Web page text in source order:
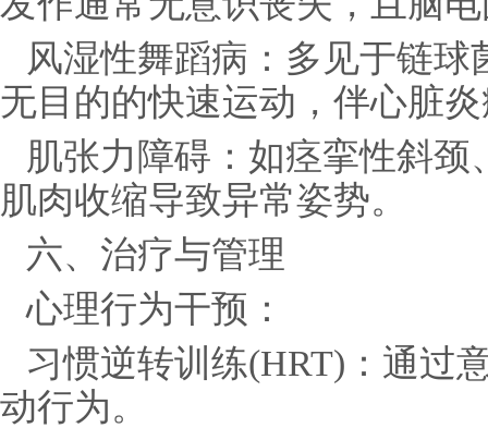
风湿性舞蹈病：多见于链
无目的的快速运动，伴心脏
肌张力障碍：如痉挛性斜
肌肉收缩导致异常姿势。
六、治疗与管理
心理行为干预：
习惯逆转训练(HRT)：通过
动行为。